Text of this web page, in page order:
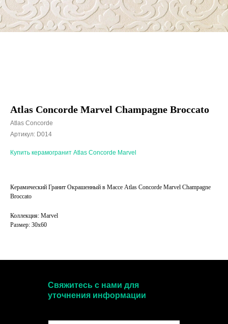
Atlas Concorde Marvel Champagne Broccato
Atlas Concorde
Артикул: D014
Купить керамогранит Atlas Concorde Marvel
Керамический Гранит Окрашенный в Массе Atlas Concorde Marvel Champagne
Broccato
Коллекция: Marvel
Размер: 30x60
Свяжитесь с нами для
уточнения информации